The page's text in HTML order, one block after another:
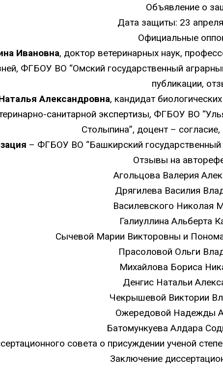
Объявление о
Дата защиты: 23
Официальные
Ивановна, доктор ветеринарных наук,
ФГБОУ ВО “Омский государственный
публикации,
Александровна, кандидат
санитарной экспертизы, ФГБОУ ВО
Столыпина”, доцент –
– ФГБОУ ВО “Башкирский государственный
Отзывы на
Агольцова Валерия
Дрягилева Василия
Василевского Николая
Галиуллина Альберта
Сычевой Марии Викторовны и
Прасоловой Ольги
Михайлова Бориса
Денгис Натальи
Чекрышевой Виктории
Ожередовой Надежды
Батомункуева Алдара
совета о присуждении ученой
Заключение